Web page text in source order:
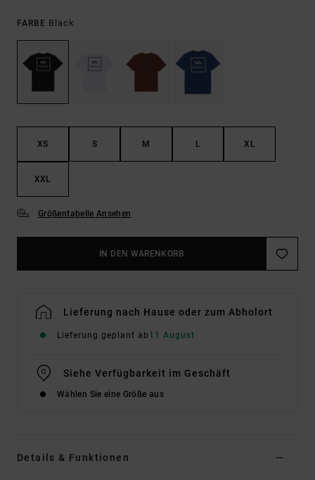
FARBE Black
XS S M L XL
XXL
Größentabelle Ansehen
IN DEN WARENKORB
Lieferung nach Hause oder zum Abholort
Lieferung geplant ab 11 August
Siehe Verfügbarkeit im Geschäft
Wählen Sie eine Größe aus
Details & Funktionen